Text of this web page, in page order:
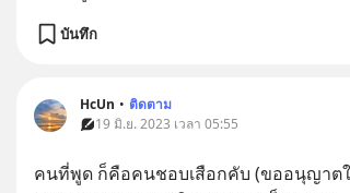
บันทึก
HcUn • ติดตาม
19 มิ.ย. 2023 เวลา 05:55
คนที่พูด ก็คือคนชอบเสือกคับ (ขออนุญาต